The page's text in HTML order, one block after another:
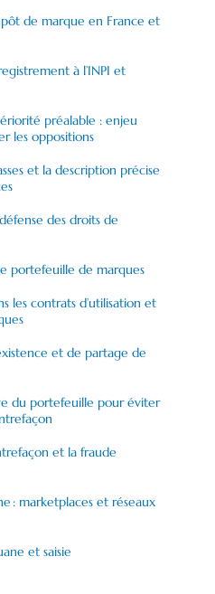
de marque en France et
à l’INPI et
préalable : enjeu
les oppositions
et la description précise
des droits de
portefeuille de marques
les contrats d’utilisation et
et de partage de
du portefeuille pour éviter
et la fraude
: marketplaces et réseaux
et saisie